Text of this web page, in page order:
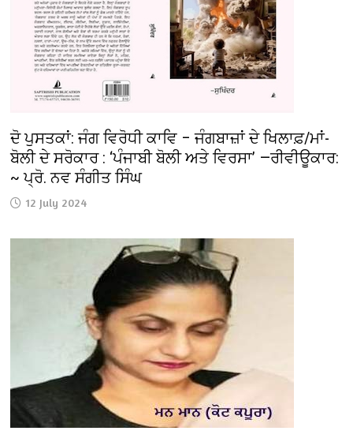
ਦੋ ਪੁਸਤਕਾਂ: ਜੰਗ ਵਿਰੋਧੀ ਕਾਵਿ – ਜੰਗਬਾਜ਼ਾਂ ਦੇ ਖਿਲਾਫ਼/ਮਾਂ-
ਬੋਲੀ ਦੇ ਸਰੋਕਾਰ : ‘ਪੰਜਾਬੀ ਬੋਲੀ ਅਤੇ ਵਿਰਸਾ’ —ਰੀਵੀਊਕਾਰ:
~ ਪ੍ਰੋ. ਨਵ ਸੰਗੀਤ ਸਿੰਘ
12 July 2024